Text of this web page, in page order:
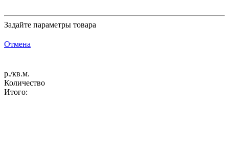
Задайте параметры товара
Отмена
р./кв.м.
Количество
Итого: